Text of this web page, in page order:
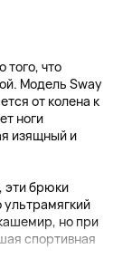
того, что
Модель Sway
от колена к
ноги
изящный и
эти брюки
но при
спортивная